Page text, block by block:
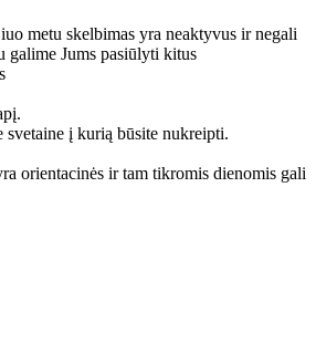
metu skelbimas yra neaktyvus ir negali
galime Jums pasiūlyti kitus
į kurią būsite nukreipti.
orientacinės ir tam tikromis dienomis gali